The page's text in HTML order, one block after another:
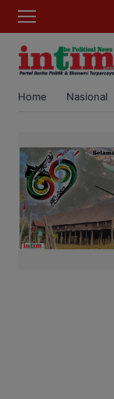
Home Nasional